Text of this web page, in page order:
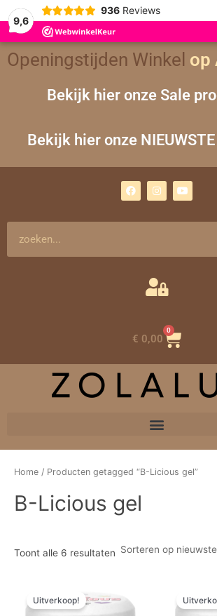
9,6
936 Reviews
Openingstijden Winkel op
Bekijk hier onze Sale
Bekijk hier onze
a
c
n
s
m
o
u
€ 0,00
0
Home / Producten getagged “B-Licious gel”
B-Licious gel
Toont alle 6 resultaten
Gesorteerd
op
nieuwste
Uitverkoop!
prijs
was:
prijs
is:
prijs
was: